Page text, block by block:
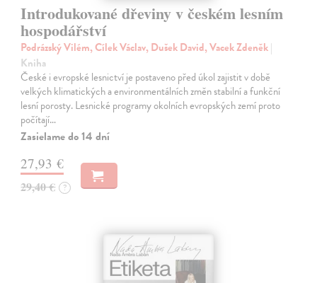
Introdukované dřeviny v českém lesním
hospodářství
Podrázský Vilém, Cílek Václav, Dušek David, Vacek Zdeněk|
Kniha
České i evropské lesnictví je postaveno před úkol zajistit v době
velkých klimatických a environmentálních změn stabilní a funkční
lesní porosty. Lesnické programy okolních evropských zemí proto
počítají…
Zasielame do 14 dní
27,93 €
29,40 € ?